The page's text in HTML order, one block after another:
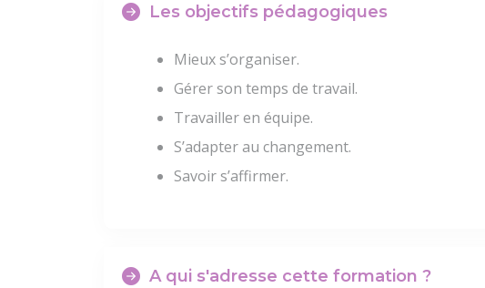
Les objectifs pédagogiques
Mieux s’organiser.
Gérer son temps de travail.
Travailler en équipe.
S’adapter au changement.
Savoir s’affirmer.
A qui s'adresse cette formation ?